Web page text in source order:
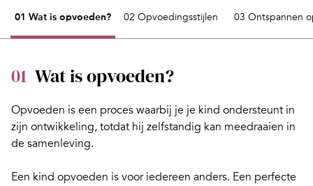
01 Wat is opvoeden? 02 Opvoedingsstijlen 03 Ontspannen
01 Wat is opvoeden?
Opvoeden is een proces waarbij je je kind ondersteunt in
zijn ontwikkeling, totdat hij zelfstandig kan meedraaien in
de samenleving.
Een kind opvoeden is voor iedereen anders. Een perfecte